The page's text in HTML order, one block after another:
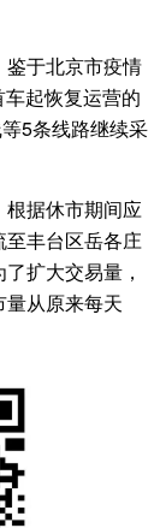
于北京市疫情
起恢复运营的
5条线路继续采
据休市期间应
丰台区岳各庄
扩大交易量，
从原来每天